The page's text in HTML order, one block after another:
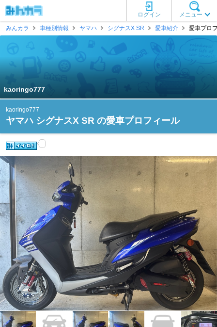
メニュー
ログイン
みんカラ
車種別情報 ヤマハ シグナスX SR 愛車紹介 愛車プロ
kaoringo777
kaoringo777
ヤマハ シグナスX SR の愛車プロフィール